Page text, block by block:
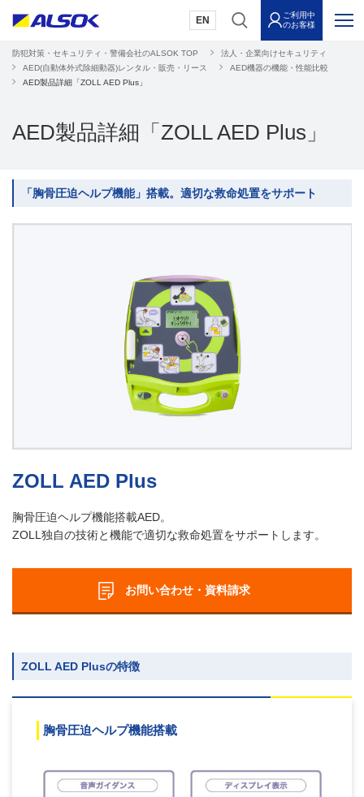
EN
ご利用中
のお客様
防犯対策・セキュリティ・警備会社のALSOK TOP
法人・企業向けセキュリティ
AED(自動体外式除細動器)レンタル・販売・リース
AED機器の機能・性能比較
AED製品詳細「ZOLL AED Plus」
AED製品詳細「ZOLL AED Plus」
「胸骨圧迫ヘルプ機能」搭載。適切な救命処置をサポート
ZOLL AED Plus
胸骨圧迫ヘルプ機能搭載AED。
ZOLL独自の技術と機能で適切な救命処置をサポートします。
お問い合わせ・資料請求
ZOLL AED Plusの特徴
胸骨圧迫ヘルプ機能搭載